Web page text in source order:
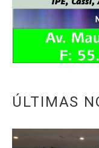
ÚLTIMAS